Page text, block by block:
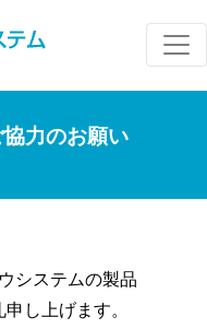
お願い
力のお願い
システムの製品
し上げます。